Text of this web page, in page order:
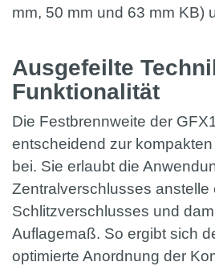
mm, 50 mm und 63 mm KB)
Ausgefeilte
Funktionalität
Die Festbrennweite der
entscheidend zur
bei. Sie erlaubt die
Zentralverschlusses anstelle
Schlitzverschlusses und
Auflagemaß. So ergibt sich
optimierte Anordnung der